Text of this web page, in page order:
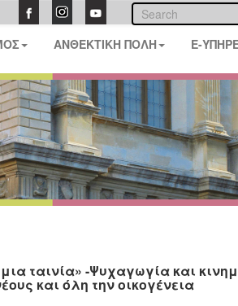
ΑΝΘΕΚΤΙΚΗ ΠΟΛΗ E-
ταινία» -Ψυχαγωγία και
και όλη την οικογένεια